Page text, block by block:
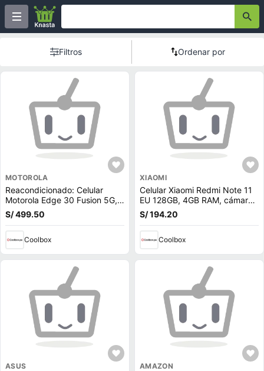
Filtros Ordenar por
MOTOROLA
Reacondicionado: Celular
Motorola Edge 30 Fusion 5G,
256GB, 12GB RAM, cámara
trasera 50MP y frontal 32MP,
S/ 499.50
Coolbox
XIAOMI
Celular Xiaomi Redmi Note 11
EU 128GB, 4GB RAM, cámara
trasera 50MP y frontal 13MP,
6.43"", gris (reempacado)
S/ 194.20
Coolbox
ASUS AMAZON